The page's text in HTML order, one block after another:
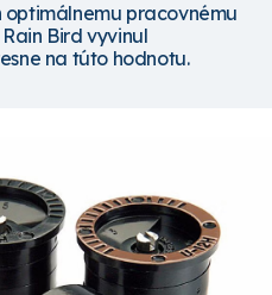
pracovnému
Bird vyvinul
na túto hodnotu.